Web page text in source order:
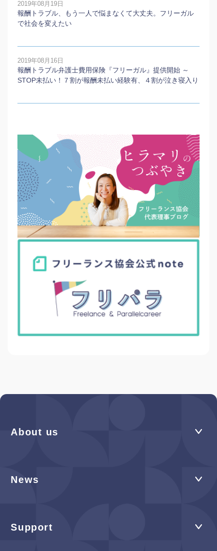
2019年08月19日
報酬トラブル、もう一人で悩まなくて大丈夫。フリーガル
で社会を変えたい
2019年08月16日
報酬トラブル弁護士費用保険『フリーガル』提供開始 ～
STOP未払い！７割が報酬未払い経験有、４割が泣き寝入り
About us
News
Support